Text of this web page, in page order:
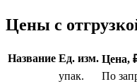
Цены с
Название Ед. изм. Цена,
упак.
По